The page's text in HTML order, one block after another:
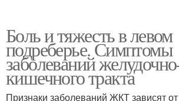
Боль и тяжесть в левом
подреберье. Симптомы
заболеваний
кишечного тракта
Признаки заболеваний ЖКТ зависят